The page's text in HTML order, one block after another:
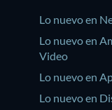
Lo nuevo en
Lo nuevo en
Video
Lo nuevo en
Lo nuevo en